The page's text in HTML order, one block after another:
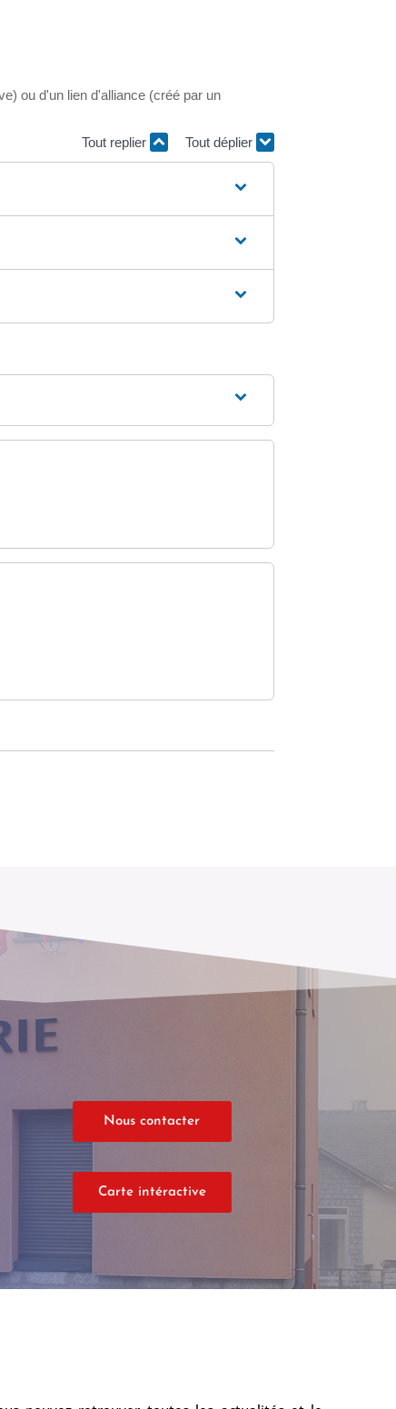
ou d'un lien d'alliance (créé par un
Tout replier
Tout déplier
Nous contacter
Carte intéractive